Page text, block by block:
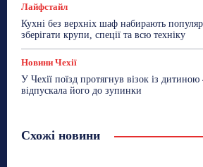
Лайфстайл
Кухні без верхніх шаф набирають
зберігати крупи, спеції та всю техніку
Новини Чехії
У Чехії поїзд протягнув візок із
відпускала його до зупинки
Схожі новини